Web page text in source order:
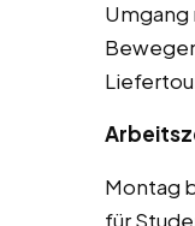
Montag
für